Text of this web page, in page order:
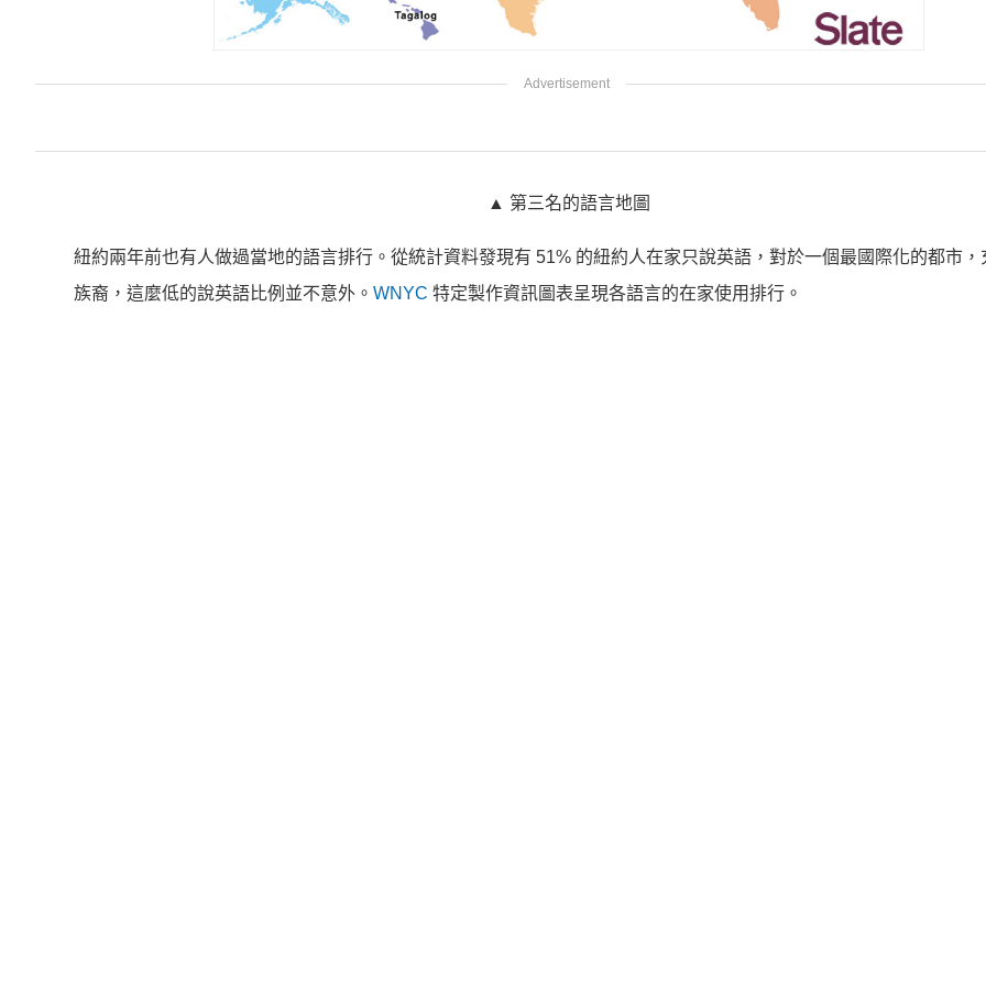
▲ 第三名的語言地圖
紐約兩年前也有人做過當地的語言排行。從統計資料發現有 51% 的紐約人在家只說英語，對於一個最國際化的都市，
族裔，這麼低的說英語比例並不意外。 WNYC 特定製作資訊圖表呈現各語言的在家使用排行。